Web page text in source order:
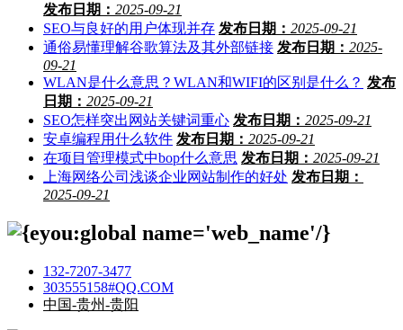
发布日期： 2025-09-21
SEO与良好的用户体现并存 发布日期： 2025-09-21
通俗易懂理解谷歌算法及其外部链接 发布日期： 2025-
09-21
WLAN是什么意思？WLAN和WIFI的区别是什么？ 发布
日期： 2025-09-21
SEO怎样突出网站关键词重心 发布日期： 2025-09-21
安卓编程用什么软件 发布日期： 2025-09-21
在项目管理模式中bop什么意思 发布日期： 2025-09-21
上海网络公司浅谈企业网站制作的好处 发布日期：
2025-09-21
132-7207-3477
303555158#QQ.COM
中国-贵州-贵阳